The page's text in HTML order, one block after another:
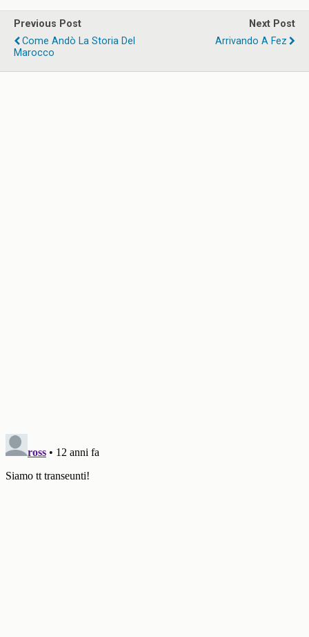
Previous Post
Come Andò La Storia Del
Marocco
Next Post
Arrivando A Fez